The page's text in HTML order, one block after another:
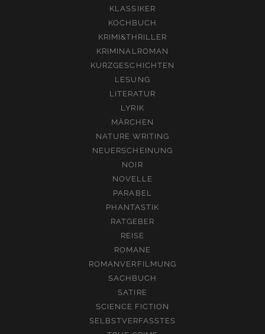
KLASSIKER
KOCHBUCH
KRIMI&THRILLER
KRIMINALROMAN
KURZGESCHICHTEN
LESUNG
LITERATUR
LYRIK
MÄRCHEN
NATURE WRITING
NEUERSCHEINUNG
NOIR
NOVELLE
PARABEL
PHANTASTIK
RATGEBER
REISE
ROMANE
ROMANVERFILMUNG
SACHBUCH
SATIRE
SCIENCE FICTION
SELBSTVERFASSTES